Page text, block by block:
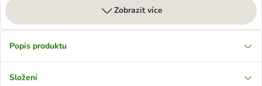
Zobrazit více
Popis produktu
Složení